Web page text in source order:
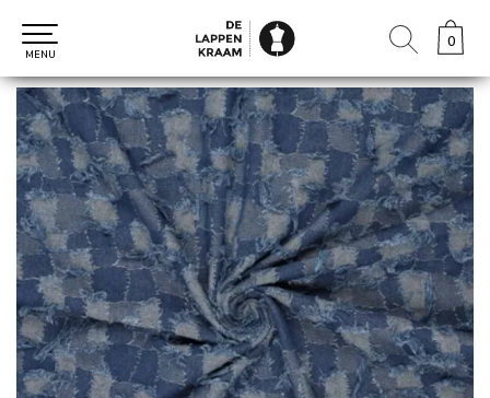
0
0
MENU